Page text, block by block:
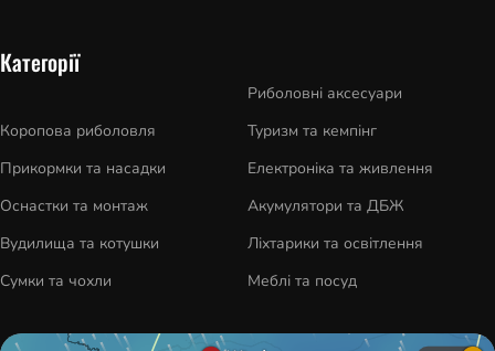
Категорії
Коропова риболовля
Прикормки та насадки
Оснастки та монтаж
Вудилища та котушки
Сумки та чохли
Риболовні аксесуари
Туризм та кемпінг
Електроніка та живлення
Акумулятори та ДБЖ
Ліхтарики та освітлення
Меблі та посуд